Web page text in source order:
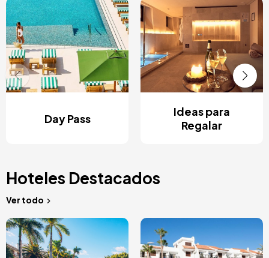
Day Pass
Ideas para
Regalar
Hoteles Destacados
Ver todo
Image Image